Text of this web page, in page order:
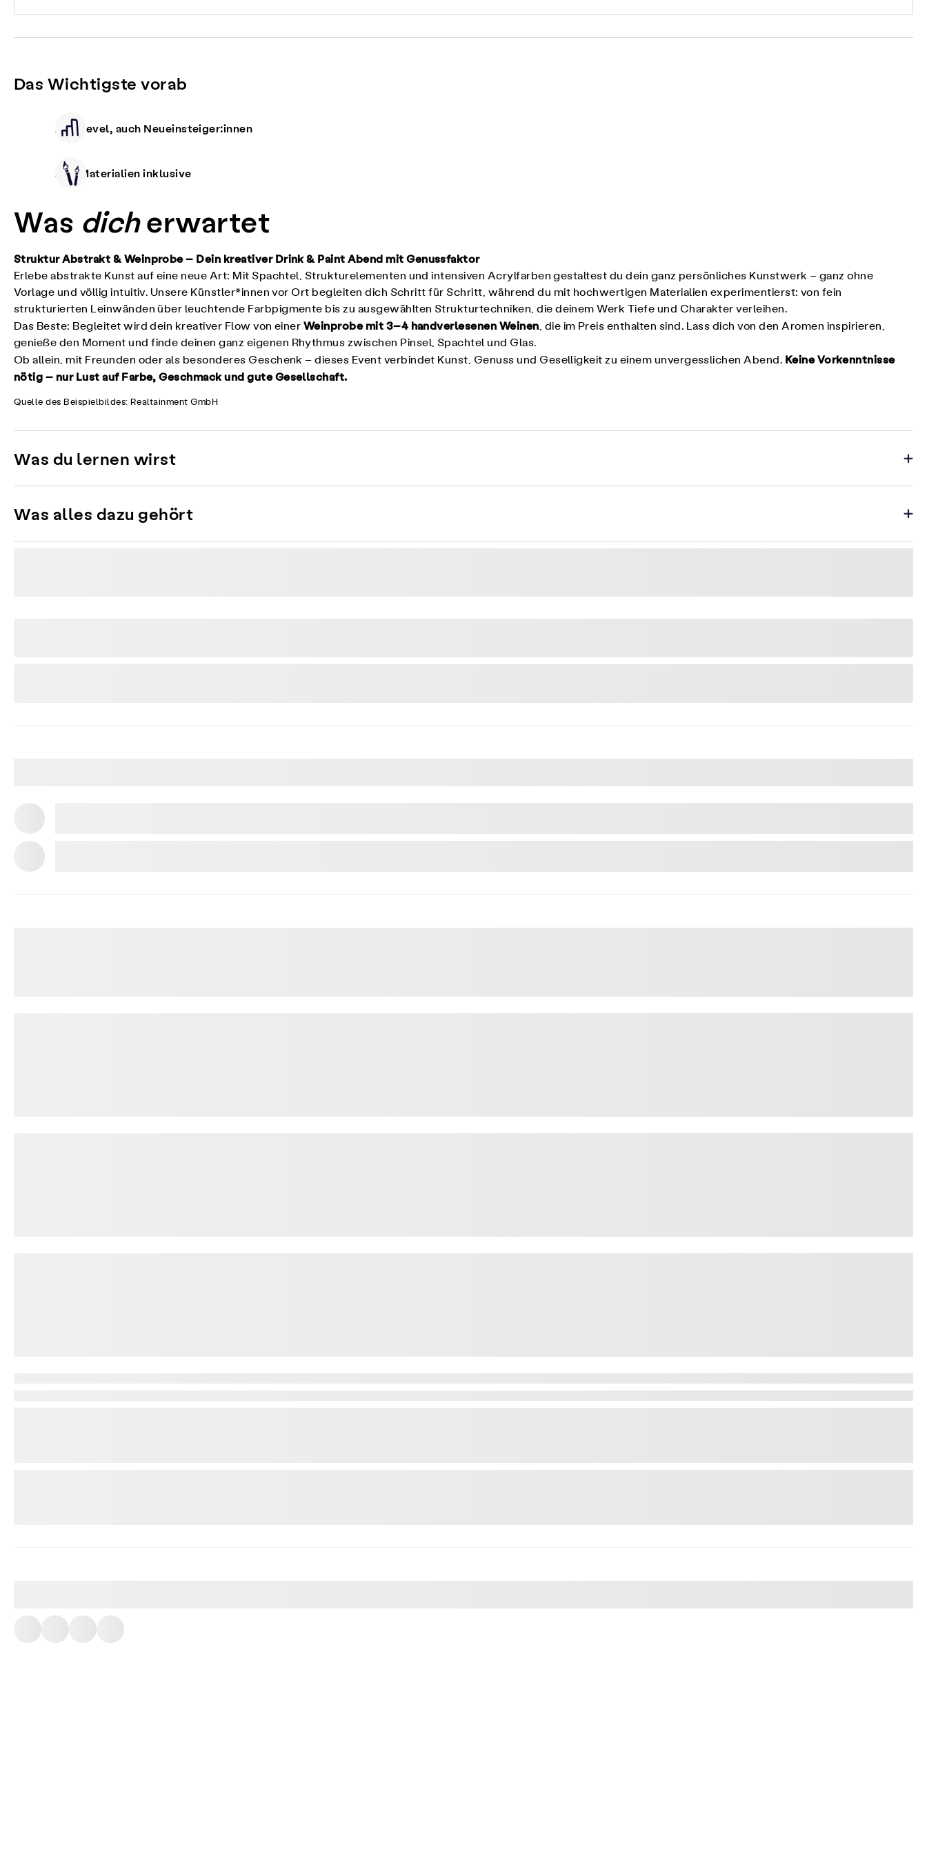
Das Wichtigste vorab
Alle Level, auch Neueinsteiger:innen
Alle Materialien inklusive
Was dicherwartet
Struktur Abstrakt & Weinprobe – Dein kreativer Drink & Paint Abend mit Genussfaktor
Erlebe abstrakte Kunst auf eine neue Art: Mit Spachtel, Strukturelementen und intensiven Acrylfarben gestaltest du dein ganz persönliches Kunstwerk – ganz ohne
Vorlage und völlig intuitiv. Unsere Künstler*innen vor Ort begleiten dich Schritt für Schritt, während du mit hochwertigen Materialien experimentierst: von fein
strukturierten Leinwänden über leuchtende Farbpigmente bis zu ausgewählten Strukturtechniken, die deinem Werk Tiefe und Charakter verleihen.
Das Beste: Begleitet wird dein kreativer Flow von einer Weinprobe mit 3–4 handverlesenen Weinen , die im Preis enthalten sind. Lass dich von den Aromen inspirieren,
genieße den Moment und finde deinen ganz eigenen Rhythmus zwischen Pinsel, Spachtel und Glas.
Ob allein, mit Freunden oder als besonderes Geschenk – dieses Event verbindet Kunst, Genuss und Geselligkeit zu einem unvergesslichen Abend. Keine Vorkenntnisse
nötig – nur Lust auf Farbe, Geschmack und gute Gesellschaft.
Quelle des Beispielbildes: Realtainment GmbH
Was du lernen wirst
Was alles dazu gehört